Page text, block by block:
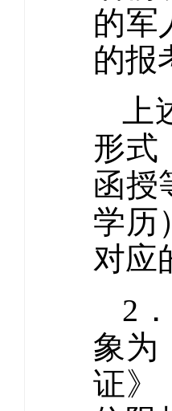
的军
的报
上
形式
函授
学历
对应
2
象为
证》